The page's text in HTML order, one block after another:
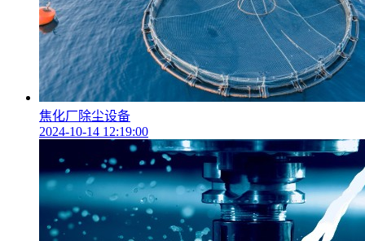
焦化厂除尘设备
2024-10-14 12:19:00